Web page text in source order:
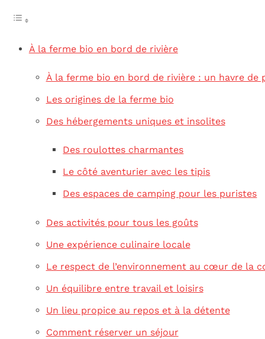
À la ferme bio en bord de rivière
À la ferme bio en bord de rivière : un havre
Les origines de la ferme bio
Des hébergements uniques et insolites
Des roulottes charmantes
Le côté aventurier avec les tipis
Des espaces de camping pour les puristes
Des activités pour tous les goûts
Une expérience culinaire locale
Le respect de l’environnement au cœur de la
Un équilibre entre travail et loisirs
Un lieu propice au repos et à la détente
Comment réserver un séjour